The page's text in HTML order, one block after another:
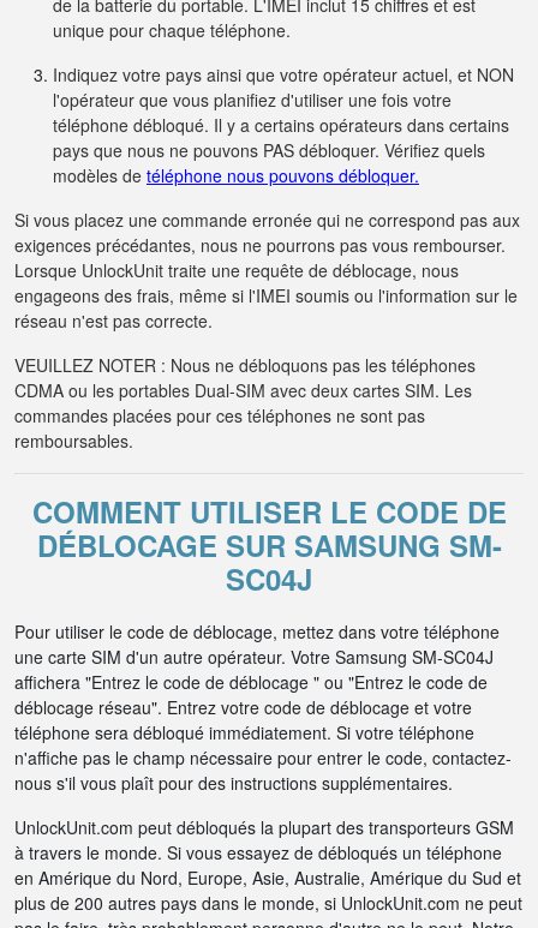
de la batterie du portable. L'IMEI inclut 15 chiffres et est
unique pour chaque téléphone.
Indiquez votre pays ainsi que votre opérateur actuel, et NON
l'opérateur que vous planifiez d'utiliser une fois votre
téléphone débloqué. Il y a certains opérateurs dans certains
pays que nous ne pouvons PAS débloquer. Vérifiez quels
modèles de téléphone nous pouvons débloquer.
Si vous placez une commande erronée qui ne correspond pas aux
exigences précédantes, nous ne pourrons pas vous rembourser.
Lorsque UnlockUnit traite une requête de déblocage, nous
engageons des frais, même si l'IMEI soumis ou l'information sur le
réseau n'est pas correcte.
VEUILLEZ NOTER : Nous ne débloquons pas les téléphones
CDMA ou les portables Dual-SIM avec deux cartes SIM. Les
commandes placées pour ces téléphones ne sont pas
remboursables.
COMMENT UTILISER LE CODE DE
DÉBLOCAGE SUR SAMSUNG SM-
SC04J
Pour utiliser le code de déblocage, mettez dans votre téléphone
une carte SIM d'un autre opérateur. Votre Samsung SM-SC04J
affichera "Entrez le code de déblocage " ou "Entrez le code de
déblocage réseau". Entrez votre code de déblocage et votre
téléphone sera débloqué immédiatement. Si votre téléphone
n'affiche pas le champ nécessaire pour entrer le code, contactez-
nous s'il vous plaît pour des instructions supplémentaires.
UnlockUnit.com peut débloqués la plupart des transporteurs GSM
à travers le monde. Si vous essayez de débloqués un téléphone
en Amérique du Nord, Europe, Asie, Australie, Amérique du Sud et
plus de 200 autres pays dans le monde, si UnlockUnit.com ne peut